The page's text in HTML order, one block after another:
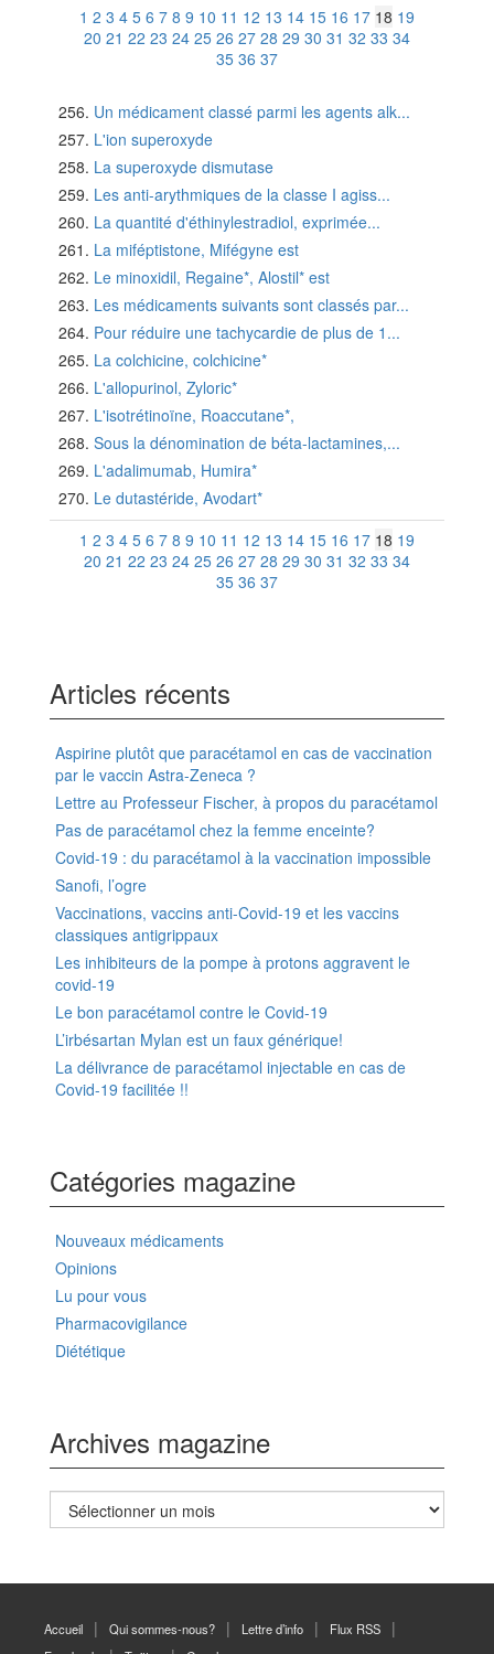
1 2 3 4 5 6 7 8 9 10 11 12 13 14 15 16 17 18 19
20 21 22 23 24 25 26 27 28 29 30 31 32 33 34
35 36 37
Un médicament classé parmi les agents alk...
L'ion superoxyde
La superoxyde dismutase
Les anti-arythmiques de la classe I agiss...
La quantité d'éthinylestradiol, exprimée...
La miféptistone, Mifégyne est
Le minoxidil, Regaine*, Alostil* est
Les médicaments suivants sont classés par...
Pour réduire une tachycardie de plus de 1...
La colchicine, colchicine*
L'allopurinol, Zyloric*
L'isotrétinoïne, Roaccutane*,
Sous la dénomination de béta-lactamines,...
L'adalimumab, Humira*
Le dutastéride, Avodart*
1 2 3 4 5 6 7 8 9 10 11 12 13 14 15 16 17 18 19
20 21 22 23 24 25 26 27 28 29 30 31 32 33 34
35 36 37
Articles récents
Aspirine plutôt que paracétamol en cas de vaccination
par le vaccin Astra-Zeneca ?
Lettre au Professeur Fischer, à propos du paracétamol
Pas de paracétamol chez la femme enceinte?
Covid-19 : du paracétamol à la vaccination impossible
Sanofi, l’ogre
Vaccinations, vaccins anti-Covid-19 et les vaccins
classiques antigrippaux
Les inhibiteurs de la pompe à protons aggravent le
covid-19
Le bon paracétamol contre le Covid-19
L’irbésartan Mylan est un faux générique!
La délivrance de paracétamol injectable en cas de
Covid-19 facilitée !!
Catégories magazine
Nouveaux médicaments
Opinions
Lu pour vous
Pharmacovigilance
Diététique
Archives magazine
Archives
magazine
Accueil Qui sommes-nous? Lettre d’info
Flux RSS